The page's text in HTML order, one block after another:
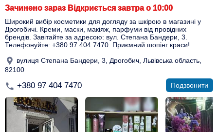
Зачинено зараз Відкриється завтра о 10:00
Широкий вибір косметики для догляду за шкірою в магазині у
Дрогобичі. Креми, маски, макіяж, парфуми від провідних
брендів. Завітайте за адресою: вул. Степана Бандери, 3.
Телефонуйте: +380 97 404 7470. Приємний шопінг краси!
вулиця Степана Бандери, 3, Дрогобич, Львівська область,
82100
+380 97 404 7470 Подзвонити